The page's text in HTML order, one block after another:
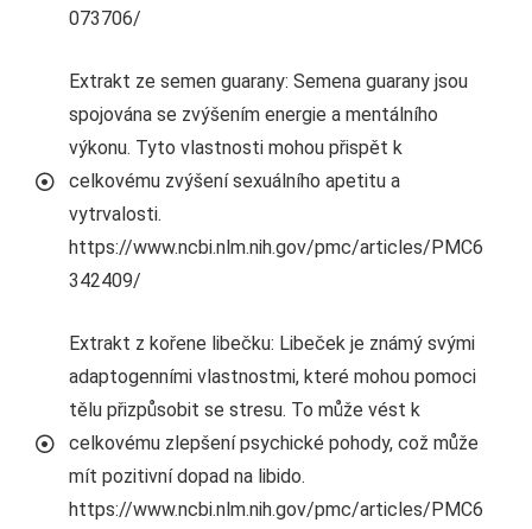
073706/
Extrakt ze semen guarany: Semena guarany jsou
spojována se zvýšením energie a mentálního
výkonu. Tyto vlastnosti mohou přispět k
celkovému zvýšení sexuálního apetitu a
vytrvalosti.
https://www.ncbi.nlm.nih.gov/pmc/articles/PMC6
342409/
Extrakt z kořene libečku: Libeček je známý svými
adaptogenními vlastnostmi, které mohou pomoci
tělu přizpůsobit se stresu. To může vést k
celkovému zlepšení psychické pohody, což může
mít pozitivní dopad na libido.
https://www.ncbi.nlm.nih.gov/pmc/articles/PMC6